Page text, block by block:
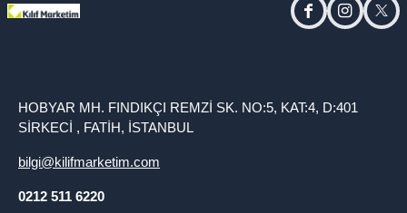
facebookinstagram
HOBYAR MH. FINDIKÇI REMZİ SK. NO:5, KAT:4, D:401
SİRKECİ , FATİH, İSTANBUL
bilgi@kilifmarketim.com
0212 511 6220